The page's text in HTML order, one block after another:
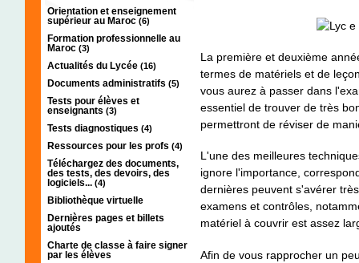
Orientation et enseignement
supérieur au Maroc (6)
Formation professionnelle au
Maroc (3)
Actualités du Lycée (16)
Documents administratifs (5)
Tests pour élèves et
enseignants (3)
Tests diagnostiques (4)
Ressources pour les profs (4)
Téléchargez des documents,
des tests, des devoirs, des
logiciels... (4)
Bibliothèque virtuelle
Dernières pages et billets
ajoutés
Charte de classe à faire signer
par les élèves
La première et deuxième
termes de matériels et de
vous aurez à passer dans
essentiel de trouver de très
permettront de réviser de
L'une des meilleures
ignore l'importance,
dernières peuvent s'avérer
examens et contrôles,
matériel à couvrir est assez
Afin de vous rapprocher un